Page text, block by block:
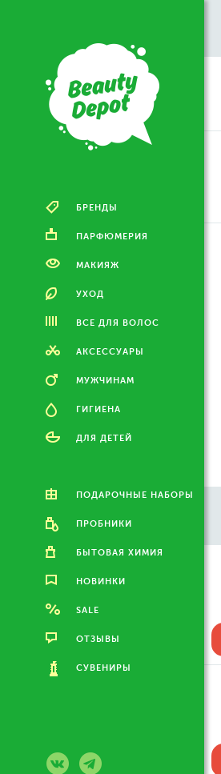
БРЕНДЫ
ПАРФЮМЕРИЯ
МАКИЯЖ
УХОД
ВСЕ ДЛЯ ВОЛОС
АКСЕССУАРЫ
МУЖЧИНАМ
ГИГИЕНА
ДЛЯ ДЕТЕЙ
ПОДАРОЧНЫЕ НАБОРЫ
ПРОБНИКИ
БЫТОВАЯ ХИМИЯ
НОВИНКИ
SALE
ОТЗЫВЫ
СУВЕНИРЫ